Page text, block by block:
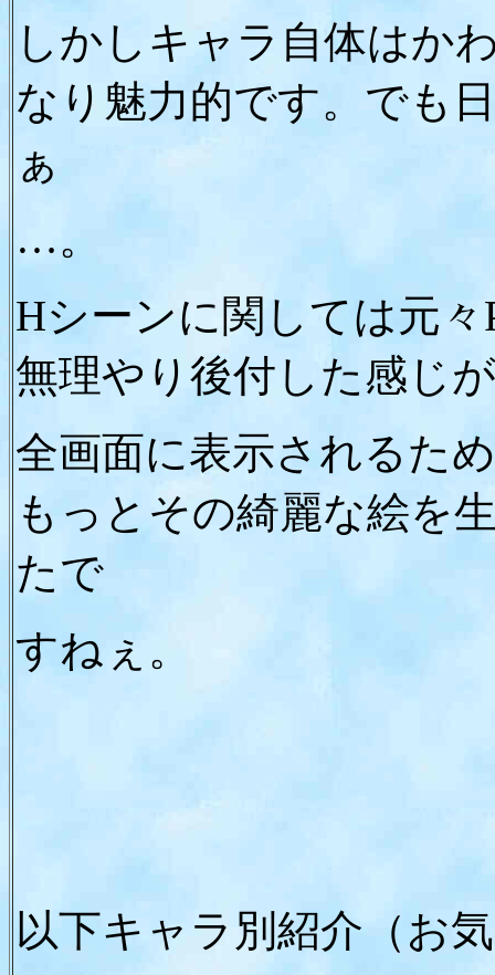
しかしキャラ自体はか
なり魅力的です。でも
ぁ
…。
Hシーンに関しては元
無理やり後付した感じ
全画面に表示されるた
もっとその綺麗な絵を
たで
すねぇ。
以下キャラ別紹介（お